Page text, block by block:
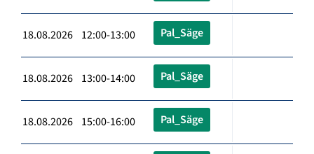
18.08.2026 12:00-13:00 Pal_Säge
18.08.2026 13:00-14:00 Pal_Säge
18.08.2026 15:00-16:00 Pal_Säge